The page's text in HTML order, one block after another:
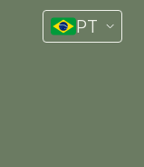
PT